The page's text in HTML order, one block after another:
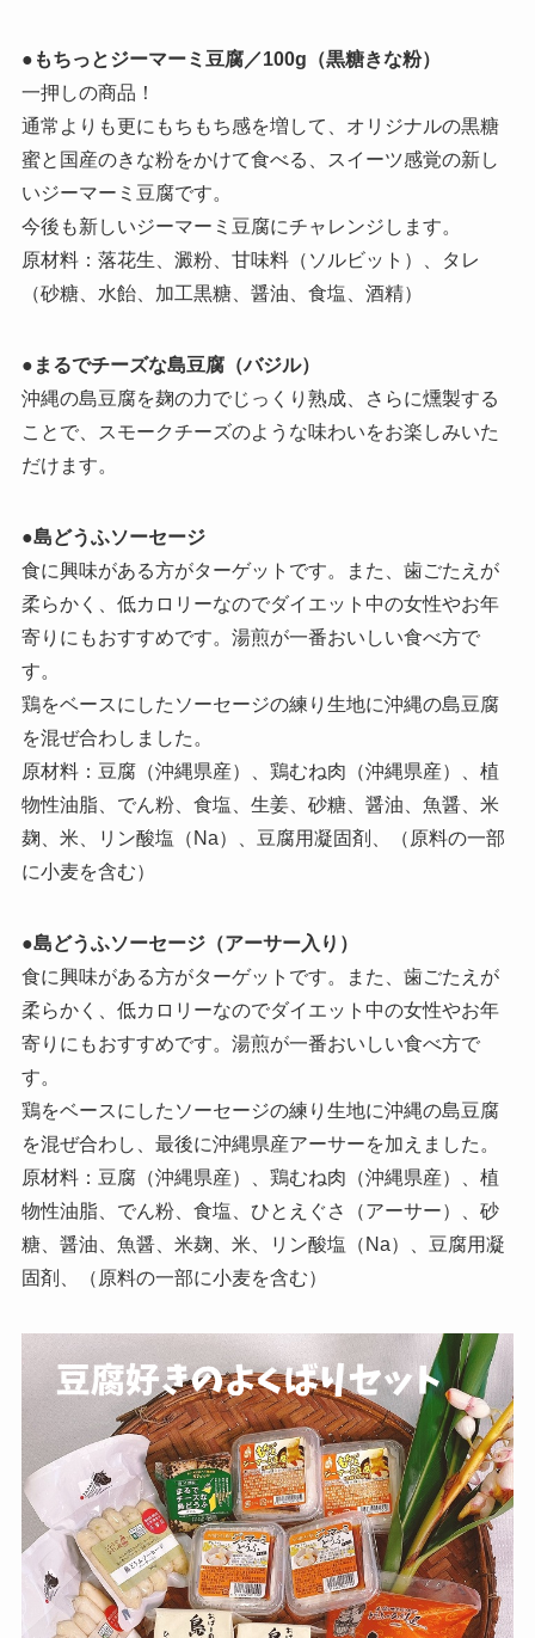
● もちっとジーマーミ豆腐／100g（黒糖きな粉）
一押しの商品！
通常よりも更にもちもち感を増して、オリジナルの黒糖
蜜と国産のきな粉をかけて食べる、スイーツ感覚の新し
いジーマーミ豆腐です。
今後も新しいジーマーミ豆腐にチャレンジします。
原材料：落花生、澱粉、甘味料（ソルビット）、タレ
（砂糖、水飴、加工黒糖、醤油、食塩、酒精）
● まるでチーズな島豆腐（バジル）
沖縄の島豆腐を麹の力でじっくり熟成、さらに燻製する
ことで、スモークチーズのような味わいをお楽しみいた
だけます。
●島どうふソーセージ
食に興味がある方がターゲットです。また、歯ごたえが
柔らかく、低カロリーなのでダイエット中の女性やお年
寄りにもおすすめです。湯煎が一番おいしい食べ方で
す。
鶏をベースにしたソーセージの練り生地に沖縄の島豆腐
を混ぜ合わしました。
原材料：豆腐（沖縄県産）、鶏むね肉（沖縄県産）、植
物性油脂、でん粉、食塩、生姜、砂糖、醤油、魚醤、米
麹、米、リン酸塩（Na）、豆腐用凝固剤、（原料の一部
に小麦を含む）
●島どうふソーセージ（アーサー入り）
食に興味がある方がターゲットです。また、歯ごたえが
柔らかく、低カロリーなのでダイエット中の女性やお年
寄りにもおすすめです。湯煎が一番おいしい食べ方で
す。
鶏をベースにしたソーセージの練り生地に沖縄の島豆腐
を混ぜ合わし、最後に沖縄県産アーサーを加えました。
原材料：豆腐（沖縄県産）、鶏むね肉（沖縄県産）、植
物性油脂、でん粉、食塩、ひとえぐさ（アーサー）、砂
糖、醤油、魚醤、米麹、米、リン酸塩（Na）、豆腐用凝
固剤、（原料の一部に小麦を含む）